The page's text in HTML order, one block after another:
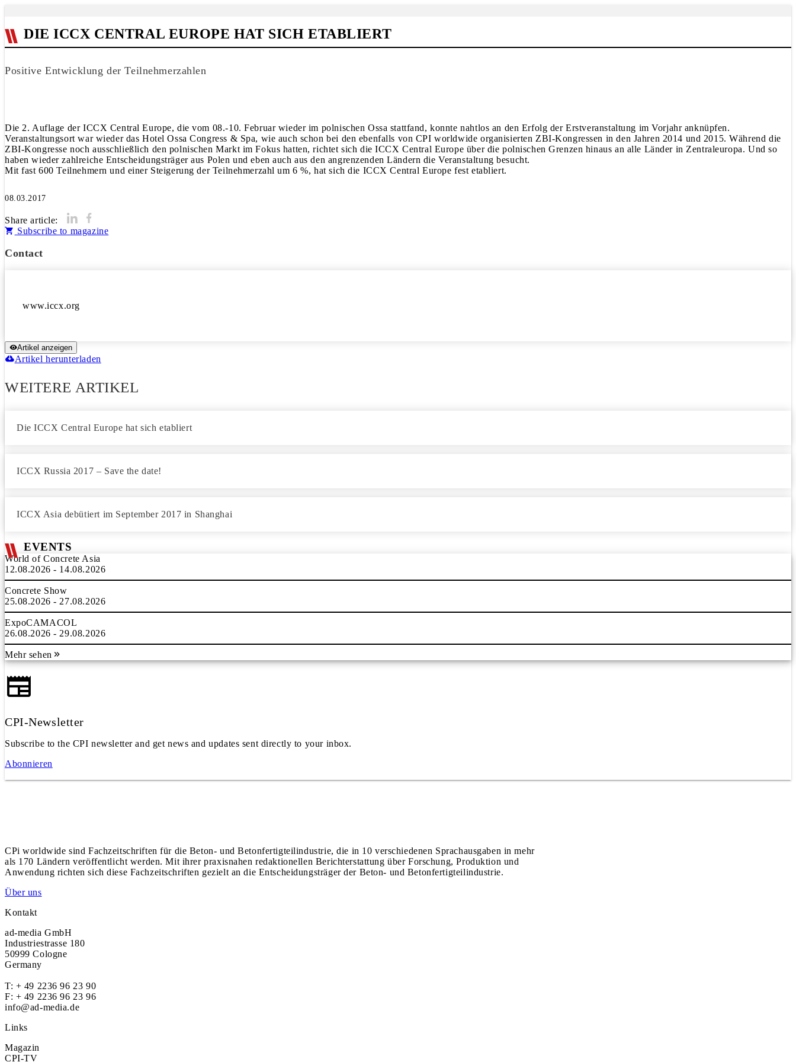
DIE ICCX CENTRAL EUROPE HAT SICH ETABLIERT
Positive Entwicklung der Teilnehmerzahlen
Die 2. Auflage der ICCX Central Europe, die vom 08.-10. Februar wieder im polnischen Ossa stattfand, konnte nahtlos an den Erfolg der Erstveranstaltung im Vorjahr anknüpfen.
Veranstaltungsort war wieder das Hotel Ossa Congress & Spa, wie auch schon bei den ebenfalls von CPI worldwide organisierten ZBI-Kongressen in den Jahren 2014 und 2015. Während die
ZBI-Kongresse noch ausschließlich den polnischen Markt im Fokus hatten, richtet sich die ICCX Central Europe über die polnischen Grenzen hinaus an alle Länder in Zentraleuropa. Und so
haben wieder zahlreiche Entscheidungsträger aus Polen und eben auch aus den angrenzenden Ländern die Veranstaltung besucht.
Mit fast 600 Teilnehmern und einer Steigerung der Teilnehmerzahl um 6 %, hat sich die ICCX Central Europe fest etabliert.
08.03.2017
Share article:
Subscribe to magazine
Contact
Artikel anzeigen
Artikel herunterladen
WEITERE ARTIKEL
Die ICCX Central Europe hat sich etabliert
ICCX Russia 2017 – Save the date!
ICCX Asia debütiert im September 2017 in Shanghai
EVENTS
World of Concrete Asia
12.08.2026 - 14.08.2026
Concrete Show
25.08.2026 - 27.08.2026
ExpoCAMACOL
26.08.2026 - 29.08.2026
Mehr sehen
CPI-Newsletter
Subscribe to the CPI newsletter and get news and updates sent directly to your inbox.
Abonnieren
CPi worldwide sind Fachzeitschriften für die Beton- und Betonfertigteilindustrie, die in 10 verschiedenen Sprachausgaben in mehr
als 170 Ländern veröffentlicht werden. Mit ihrer praxisnahen redaktionellen Berichterstattung über Forschung, Produktion und
Anwendung richten sich diese Fachzeitschriften gezielt an die Entscheidungsträger der Beton- und Betonfertigteilindustrie.
Über uns
Kontakt
ad-media GmbH
Industriestrasse 180
50999 Cologne
Germany
T: + 49 2236 96 23 90
F: + 49 2236 96 23 96
info@ad-media.de
Links
Magazin
CPI-TV